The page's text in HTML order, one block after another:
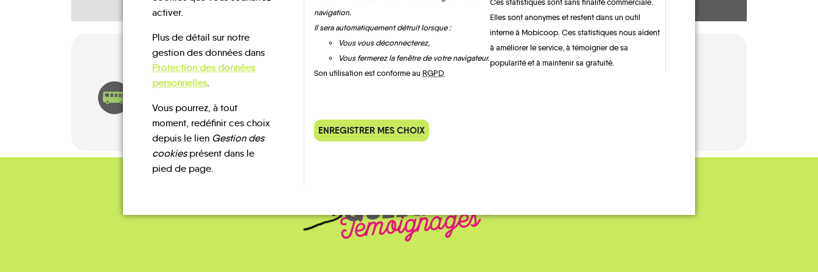
Les infosMOBILITE
QUELQUES
Témoignages
activer.
Plus de détail sur notre
gestion des données dans
Protection des données
personnelles.
Vous pourrez, à tout
moment, redéfinir ces choix
depuis le lien Gestion des
cookiesprésent dans le
pied de page.
navigation.
Il sera automatiquement détruit lorsque :
Vous vous déconnecterez,
Vous fermerez la fenêtre de votre navigateur.
Son utilisation est conforme au RGPD
Ces statistiques sont sans finalité commerciale.
Elles sont anonymes et restent dans un outil
interne à Mobicoop. Ces statistiques nous aident
à améliorer le service, à témoigner de sa
popularité et à maintenir sa gratuité.
ENREGISTRER MES CHOIX